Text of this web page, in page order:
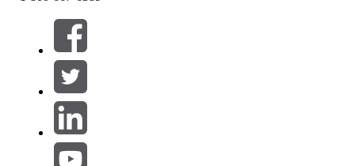
Filter (0)
VÄLJ FILTER
Produktområde